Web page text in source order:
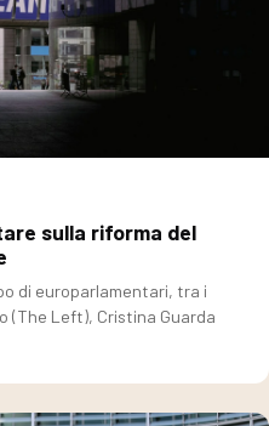
sulla riforma del
di europarlamentari, tra i
(The Left), Cristina Guarda